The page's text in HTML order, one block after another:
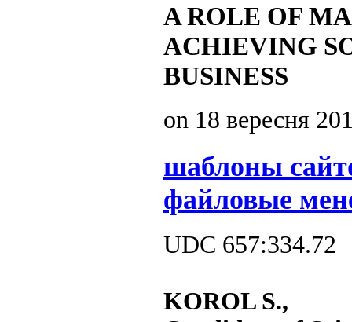
A ROLE OF
ACHIEVING
BUSINESS
on 18 вересня
шаблоны
файловые
UDC 657:334.72
KOROL S.,